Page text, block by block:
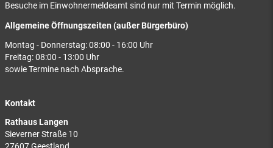
Besuche im Einwohnermeldeamt sind nur mit Termin möglich.
Allgemeine Öffnungszeiten (außer Bürgerbüro)
Montag - Donnerstag: 08:00 - 16:00 Uhr
Freitag: 08:00 - 13:00 Uhr
sowie Termine nach Absprache.
Kontakt
Rathaus Langen
Sieverner Straße 10